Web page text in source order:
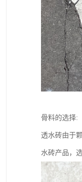
骨料的选择:
透水砖由于
水砖产品，